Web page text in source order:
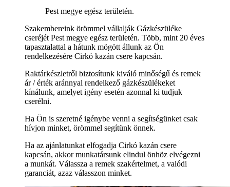
Pest megye egész területén.
Szakembereink örömmel vállalják Gázkészüléke
cseréjét Pest megye egész területén. Több, mint 20 éves
tapasztalattal a hátunk mögött állunk az Ön
rendelkezésére Cirkó kazán csere kapcsán.
Raktárkészletről biztosítunk kiváló minőségű és remek
ár / érték aránnyal rendelkező gázkészülékeket
kínálunk, amelyet igény esetén azonnal ki tudjuk
cserélni.
Ha Ön is szeretné igénybe venni a segítségünket csak
hívjon minket, örömmel segítünk önnek.
Ha az ajánlatunkat elfogadja Cirkó kazán csere
kapcsán, akkor munkatársunk elindul önhöz elvégezni
a munkát. Válassza a remek szakértelmet, a valódi
garanciát, azaz válasszon minket.